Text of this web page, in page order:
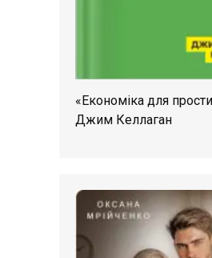
«Економіка для
Джим Келлаган